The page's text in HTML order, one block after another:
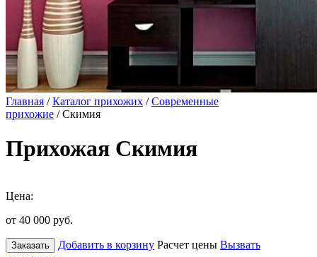
Главная /Каталог прихожих /Современные
прихожие / Скимия
Прихожая Скимия
Цена:
от 40 000 руб.
Заказать Добавить в корзину Расчет цены Вызвать